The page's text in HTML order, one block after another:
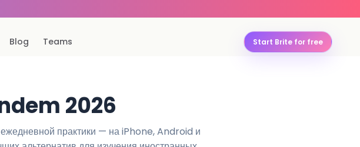
Blog Teams Start Brite for free
2026
практики — на iPhone, Android и